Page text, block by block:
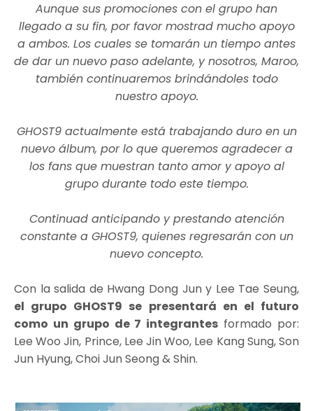
Aunque sus promociones con el grupo han
llegado a su fin, por favor mostrad mucho apoyo
a ambos. Los cuales se tomarán un tiempo antes
de dar un nuevo paso adelante, y nosotros, Maroo,
también continuaremos brindándoles todo
nuestro apoyo.
GHOST9 actualmente está trabajando duro en un
nuevo álbum, por lo que queremos agradecer a
los fans que muestran tanto amor y apoyo al
grupo durante todo este tiempo.
Continuad anticipando y prestando atención
constante a GHOST9, quienes regresarán con un
nuevo concepto.
Con la salida de Hwang Dong Jun y Lee Tae Seung,
el grupo GHOST9 se presentará en el futuro
como un grupo de 7 integrantes formado por:
Lee Woo Jin, Prince, Lee Jin Woo, Lee Kang Sung, Son
Jun Hyung, Choi Jun Seong & Shin.